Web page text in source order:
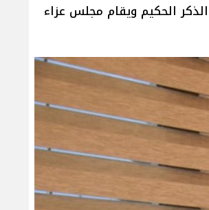
آيات من الذكر الحكيم ويقام مجلس عزاء